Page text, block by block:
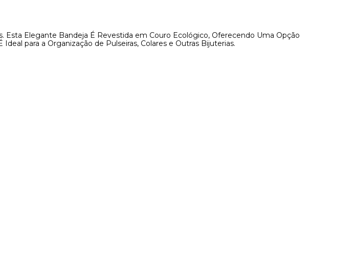
Esta Elegante Bandeja É Revestida em Couro Ecológico, Oferecendo Uma Opção
para a Organização de Pulseiras, Colares e Outras Bijuterias.